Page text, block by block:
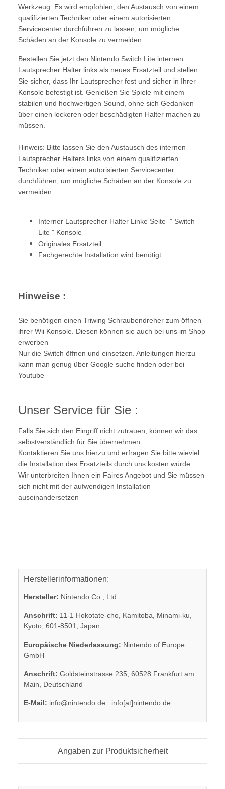
Werkzeug. Es wird empfohlen, den Austausch von einem
qualifizierten Techniker oder einem autorisierten
Servicecenter durchführen zu lassen, um mögliche
Schäden an der Konsole zu vermeiden.
Bestellen Sie jetzt den Nintendo Switch Lite internen
Lautsprecher Halter links als neues Ersatzteil und stellen
Sie sicher, dass Ihr Lautsprecher fest und sicher in Ihrer
Konsole befestigt ist. Genießen Sie Spiele mit einem
stabilen und hochwertigen Sound, ohne sich Gedanken
über einen lockeren oder beschädigten Halter machen zu
müssen.
Hinweis: Bitte lassen Sie den Austausch des internen
Lautsprecher Halters links von einem qualifizierten
Techniker oder einem autorisierten Servicecenter
durchführen, um mögliche Schäden an der Konsole zu
vermeiden.
Interner Lautsprecher Halter Linke Seite " Switch
Lite " Konsole
Originales Ersatzteil
Fachgerechte Installation wird benötigt..
Hinweise :
Sie benötigen einen Triwing Schraubendreher zum öffnen
ihrer Wii Konsole. Diesen können sie auch bei uns im Shop
erwerben
Nur die Switch öffnen und einsetzen. Anleitungen hierzu
kann man genug über Google suche finden oder bei
Youtube
Unser Service für Sie :
Falls Sie sich den Eingriff nicht zutrauen, können wir das
selbstverständlich für Sie übernehmen.
Kontaktieren Sie uns hierzu und erfragen Sie bitte wieviel
die Installation des Ersatzteils durch uns kosten würde.
Wir unterbreiten Ihnen ein Faires Angebot und Sie müssen
sich nicht mit der aufwendigen Installation
auseinandersetzen
Herstellerinformationen:
Hersteller: Nintendo Co., Ltd.
Anschrift: 11-1 Hokotate-cho, Kamitoba, Minami-ku,
Kyoto, 601-8501, Japan
Europäische Niederlassung: Nintendo of Europe
GmbH
Anschrift: Goldsteinstrasse 235, 60528 Frankfurt am
Main, Deutschland
E-Mail: info@nintendo.de info[at]nintendo.de
Angaben zur Produktsicherheit